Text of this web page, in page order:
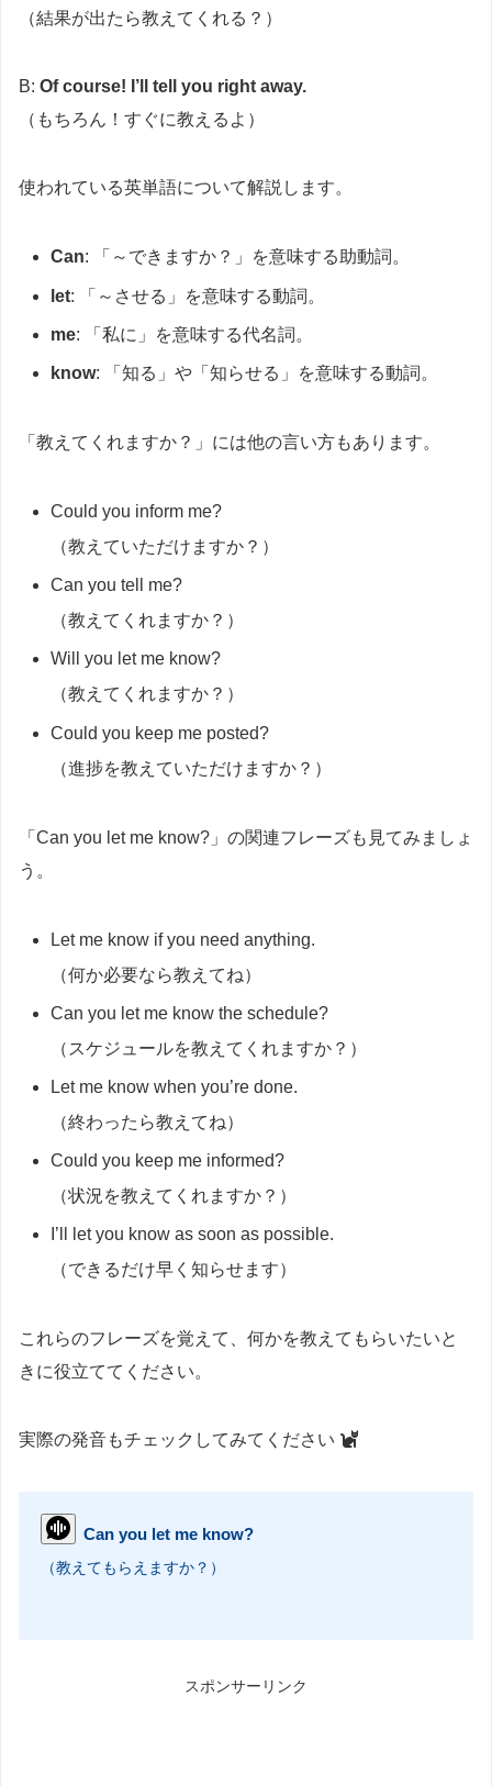
（結果が出たら教えてくれる？）
B: Of course! I’ll tell you right away.
（もちろん！すぐに教えるよ）
使われている英単語について解説します。
Can: 「～できますか？」を意味する助動詞。
let: 「～させる」を意味する動詞。
me: 「私に」を意味する代名詞。
know: 「知る」や「知らせる」を意味する動詞。
「教えてくれますか？」には他の言い方もあります。
Could you inform me?
（教えていただけますか？）
Can you tell me?
（教えてくれますか？）
Will you let me know?
（教えてくれますか？）
Could you keep me posted?
（進捗を教えていただけますか？）
「Can you let me know?」の関連フレーズも見てみましょ
う。
Let me know if you need anything.
（何か必要なら教えてね）
Can you let me know the schedule?
（スケジュールを教えてくれますか？）
Let me know when you’re done.
（終わったら教えてね）
Could you keep me informed?
（状況を教えてくれますか？）
I’ll let you know as soon as possible.
（できるだけ早く知らせます）
これらのフレーズを覚えて、何かを教えてもらいたいと
きに役立ててください。
実際の発音もチェックしてみてください
Can you let me know?
（教えてもらえますか？）
スポンサーリンク